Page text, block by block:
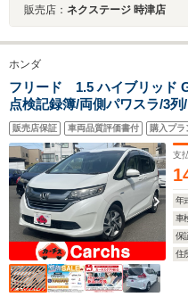
販売店： ネクステージ 時津店
ホンダ
フリード 1.5 ハイブリッド
点検記録簿/両側パワスラ/3
減/Bカメ/ドラレコ/ETC/LED
販売店保証 車両品質評価書付 購入プラ
支
年
車
保
住